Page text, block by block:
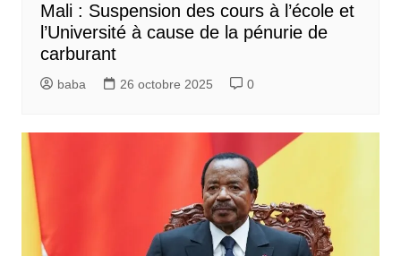
Mali : Suspension des cours à l’école et
l’Université à cause de la pénurie de
carburant
baba 26 octobre 2025 0